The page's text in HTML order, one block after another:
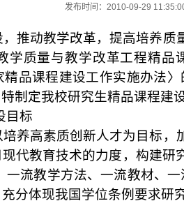
发布时间：2010-09-29
推动教学改革，提高培养
学质量与教学改革工程精品
精品课程建设工作实施办法
制定我校研究生精品课程建
目标
养高素质创新人才为目标
代教育技术的力度，构建
一流教学方法、一流教材、
分体现我国学位条例要求研